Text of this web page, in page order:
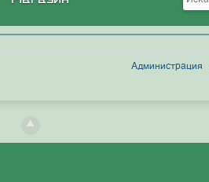
Администрация